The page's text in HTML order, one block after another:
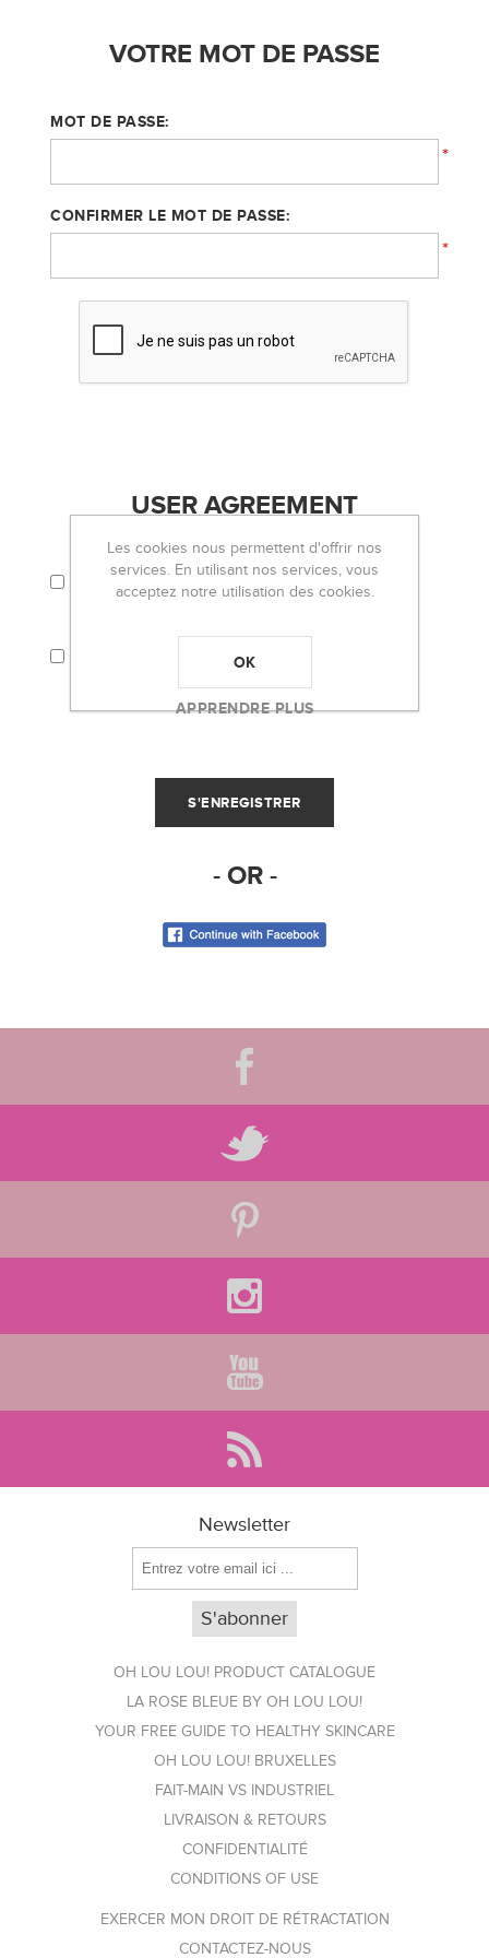
VOTRE MOT DE PASSE
MOT DE PASSE:
*
CONFIRMER LE MOT DE PASSE:
*
USER AGREEMENT
J'ACCEPTE LES TERMES ET CONDITIONS ET
LA POLITIQUE DE CONFIDENTIALITÉ.
SOIENT UTILISÉES POUR L'ENVOI DE LA
- OR -
Newsletter
OH LOU LOU! PRODUCT CATALOGUE
LA ROSE BLEUE BY OH LOU LOU!
YOUR FREE GUIDE TO HEALTHY SKINCARE
OH LOU LOU! BRUXELLES
FAIT-MAIN VS INDUSTRIEL
LIVRAISON & RETOURS
CONFIDENTIALITÉ
CONDITIONS OF USE
EXERCER MON DROIT DE RÉTRACTATION
CONTACTEZ-NOUS
Les cookies nous permettent d'offrir nos
services. En utilisant nos services, vous
acceptez notre utilisation des cookies.
OK
APPRENDRE PLUS